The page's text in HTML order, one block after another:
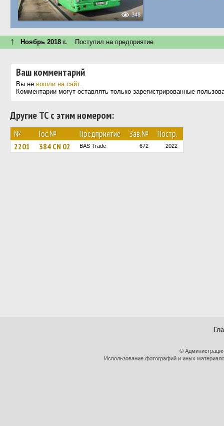
348
↑ Ноябрь 2018 г. Поступил на предприятие
Ваш комментарий
Вы не вошли на сайт.
Комментарии могут оставлять только зарегистрированные
Другие ТС с этим номером:
№ Гос.№ Предприятие Зав.№ Постр.
2201 384 CN 02 BAS Trade 672 2022
©
Использование фотографий и иных